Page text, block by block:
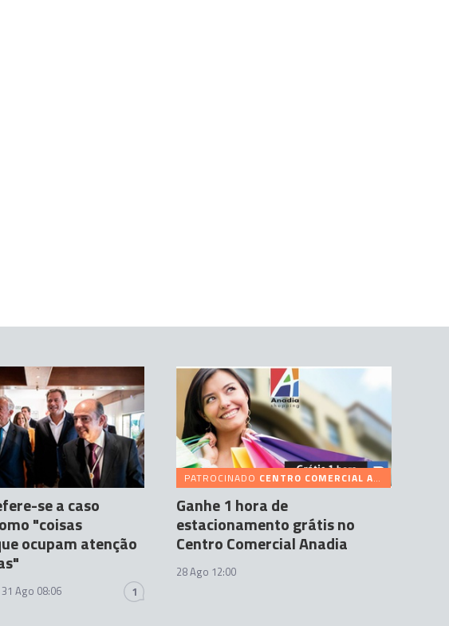
se a caso
"coisas
ocupam atenção
31 Ago 08:06 1
PATROCINADO CENTRO COMERCIAL ANADIA
Ganhe 1 hora de
estacionamento grátis no
Centro Comercial Anadia
28 Ago 12:00